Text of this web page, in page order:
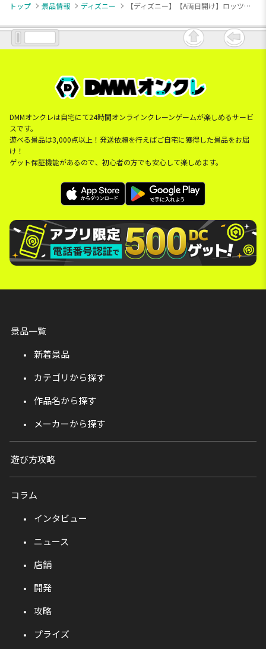
トップ
景品情報 ディズニー 【ディズニー】【A両目開け】ロッツォ こてっとぺったん BIGぬいぐるみ
DMMオンクレは自宅にて24時間オンラインクレーンゲームが楽しめるサービ
スです。
遊べる景品は3,000点以上！発送依頼を行えばご自宅に獲得した景品をお届
け！
ゲット保証機能があるので、初心者の方でも安心して楽しめます。
景品一覧
新着景品
カテゴリから探す
作品名から探す
メーカーから探す
遊び方攻略
コラム
インタビュー
ニュース
店舗
開発
攻略
プライズ